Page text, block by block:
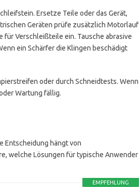
Ersetze Teile oder das Gerät,
Geräten prüfe zusätzlich Motorlauf
für Verschleißteile ein. Tausche abrasive
ein Schärfer die Klingen beschädigt
oder durch Schneidtests. Wenn
Wartung fällig.
Entscheidung hängt von
welche Lösungen für typische Anwender
EMPFEHLUNG